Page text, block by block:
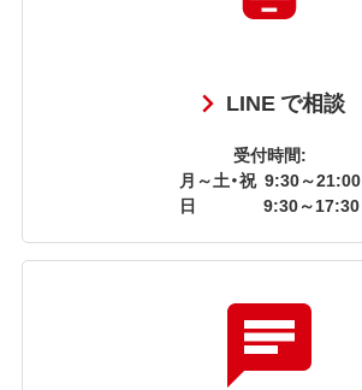
LINE で相談
受付時間:
月～土・祝 9:30～21:00
日
9:30～17:30